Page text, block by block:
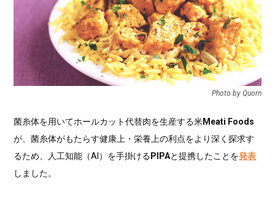
Photo by Quorn
菌糸体を用いてホールカット代替肉を生産する米Meati Foods
が、菌糸体がもたらす健康上・栄養上の利点をより深く探求す
るため、人工知能（AI）を手掛ける PIPAと提携したことを発表
しました。